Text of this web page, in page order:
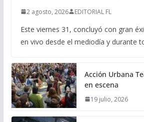
2 agosto, 2026 EDITORIAL FL
Este viernes 31, concluyó con gran
en vivo desde el mediodía y durante
Acción Urbana
en escena
19 julio, 2026